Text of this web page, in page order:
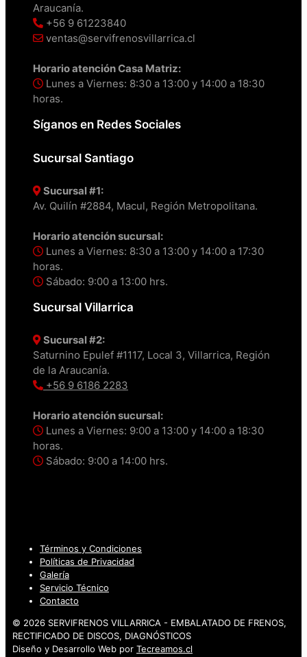
Araucanía.
+56 9 61223840
ventas@servifrenosvillarrica.cl
Horario atención Casa Matriz:
Lunes a Viernes: 8:30 a 13:00 y 14:00 a 18:30
horas.
Síganos en Redes Sociales
Sucursal Santiago
Sucursal #1:
Av. Quilín #2884, Macul, Región Metropolitana.
Horario atención sucursal:
Lunes a Viernes: 8:30 a 13:00 y 14:00 a 17:30
horas.
Sábado: 9:00 a 13:00 hrs.
Sucursal Villarrica
Sucursal #2:
Saturnino Epulef #1117, Local 3, Villarrica, Región
de la Araucanía.
+56 9 6186 2283
Horario atención sucursal:
Lunes a Viernes: 9:00 a 13:00 y 14:00 a 18:30
horas.
Sábado: 9:00 a 14:00 hrs.
Términos y Condiciones
Políticas de Privacidad
Galería
Servicio Técnico
Contacto
© 2026 SERVIFRENOS VILLARRICA - EMBALATADO DE FRENOS,
RECTIFICADO DE DISCOS, DIAGNÓSTICOS
Diseño y Desarrollo Web por Tecreamos.cl